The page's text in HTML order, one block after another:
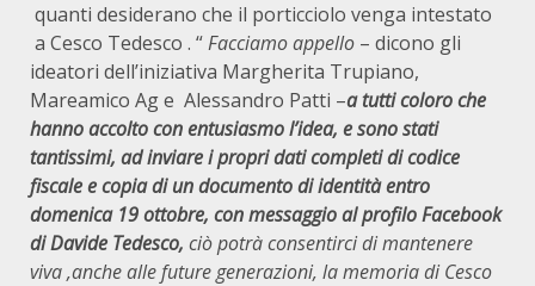
quanti desiderano che il porticciolo venga intestato
a Cesco Tedesco . “Facciamo appello – dicono gli
ideatori dell’iniziativa Margherita Trupiano,
Mareamico Ag e Alessandro Patti –a tutti coloro che
hanno accolto con entusiasmo l’idea, e sono stati
tantissimi, ad inviare i propri dati completi di codice
fiscale e copia di un documento di identità entro
domenica 19 ottobre, con messaggio al profilo Facebook
di Davide Tedesco, ciò potrà consentirci di mantenere
viva ,anche alle future generazioni, la memoria di Cesco